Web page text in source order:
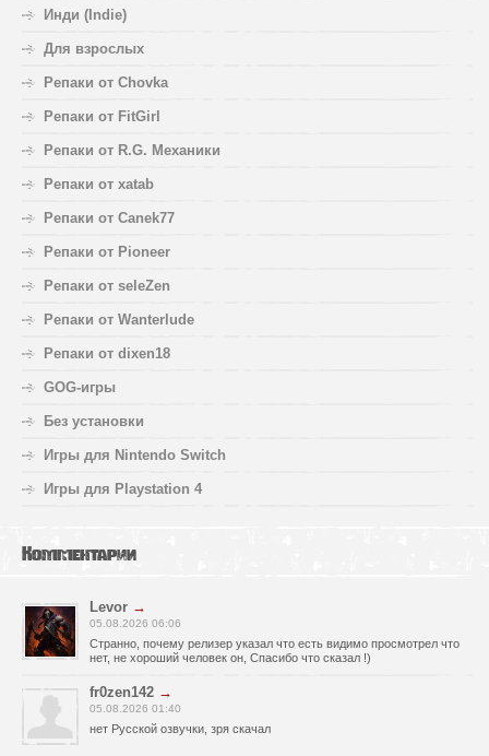
Инди (Indie)
Для взрослых
Репаки от Chovka
Репаки от FitGirl
Репаки от R.G. Механики
Репаки от xatab
Репаки от Canek77
Репаки от Pioneer
Репаки от seleZen
Репаки от Wanterlude
Репаки от dixen18
GOG-игры
Без установки
Игры для Nintendo Switch
Игры для Playstation 4
Комментарии
Levor →
05.08.2026 06:06
Странно, почему релизер указал что есть видимо просмотрел что
нет, не хороший человек он, Спасибо что сказал !)
fr0zen142 →
05.08.2026 01:40
нет Русской озвучки, зря скачал